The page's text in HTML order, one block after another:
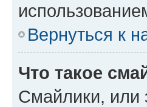
Вернуться к
Что такое
Смайлики, или